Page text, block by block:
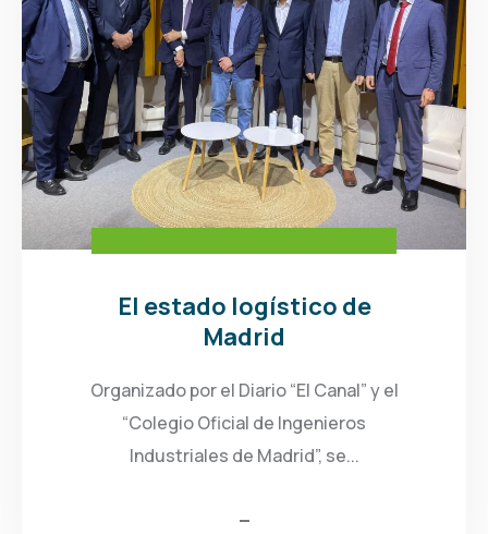
El estado logístico de
Madrid
Organizado por el Diario “El Canal” y el
“Colegio Oficial de Ingenieros
Industriales de Madrid”, se...